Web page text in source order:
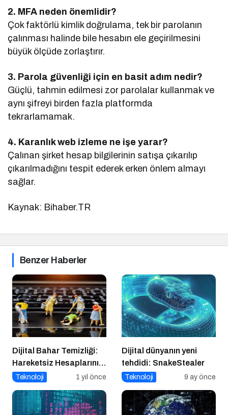
2. MFA neden önemlidir?
Çok faktörlü kimlik doğrulama, tek bir parolanın
çalınması halinde bile hesabın ele geçirilmesini
büyük ölçüde zorlaştırır.
3. Parola güvenliği için en basit adım nedir?
Güçlü, tahmin edilmesi zor parolalar kullanmak ve
aynı şifreyi birden fazla platformda
tekrarlamamak.
4. Karanlık web izleme ne işe yarar?
Çalınan şirket hesap bilgilerinin satışa çıkarılıp
çıkarılmadığını tespit ederek erken önlem almayı
sağlar.
Kaynak: Bihaber.TR
Benzer Haberler
Dijital Bahar Temizliği:
Hareketsiz Hesaplarınızı
Temizlemenin Zamanı
Teknoloji 1 yıl önce
Dijital dünyanın yeni
tehdidi: SnakeStealer
Teknoloji 9 ay önce